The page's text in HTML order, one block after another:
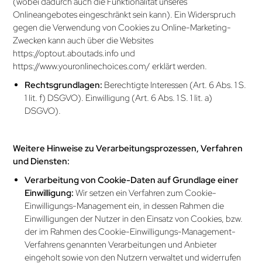
Onlineangebotes eingeschränkt sein kann). Ein Widerspruch
gegen die Verwendung von Cookies zu Online-Marketing-
Zwecken kann auch über die Websites
https://optout.aboutads.­info und
https://www.youronlinechoices­.­com/ erklärt werden.
Rechtsgrundlagen: Berechtigte Interessen (Art. 6 Abs. 1 S.
1 lit. f) DSGVO). Einwilligung (Art. 6 Abs. 1 S. 1 lit. a)
DSGVO).
Weitere Hinweise zu Verarbeitungsprozessen, Verfahren
und Diensten:
Verarbeitung von Cookie-Daten auf Grundlage einer
Einwilligung:Wir setzen ein Verfahren zum Cookie-
Einwilligungs-Management ein, in dessen Rahmen die
Einwilligungen der Nutzer in den Einsatz von Cookies, bzw.
der im Rahmen des Cookie-Einwilligungs-Management-
Verfahrens genannten Verarbeitungen und Anbieter
eingeholt sowie von den Nutzern verwaltet und widerrufen